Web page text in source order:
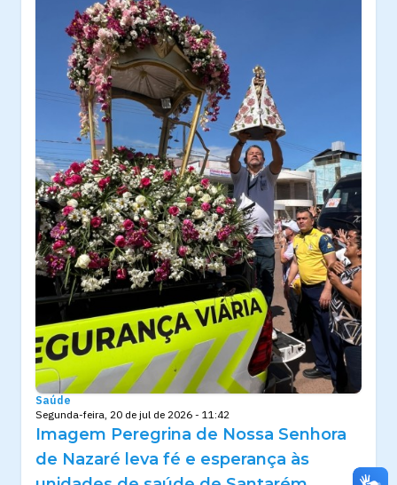
Saúde
Segunda-feira, 20 de jul de 2026 - 11:42
Imagem Peregrina de Nossa Senhora
de Nazaré leva fé e esperança às